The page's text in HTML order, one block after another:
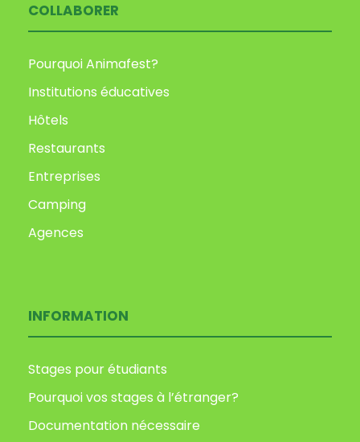
COLLABORER
Pourquoi Animafest?
Institutions éducatives
Hôtels
Restaurants
Entreprises
Camping
Agences
INFORMATION
Stages pour étudiants
Pourquoi vos stages à l’étranger?
Documentation nécessaire